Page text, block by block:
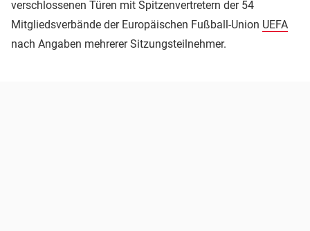
verschlossenen Türen mit Spitzenvertretern der 54
Mitgliedsverbände der Europäischen Fußball-Union UEFA
nach Angaben mehrerer Sitzungsteilnehmer.